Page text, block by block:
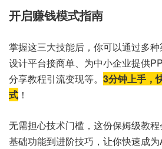
开启赚钱模式指南
掌握这三大技能后，你可以通过多
设计平台接商单、为中小企业提供
分享教程引流变现等。 3分钟上手，
式 ！
无需担心技术门槛，这份保姆级教
基础功能到进阶技巧，让你快速成